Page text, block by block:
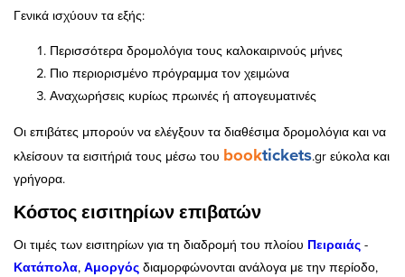
Γενικά ισχύουν τα εξής:
Περισσότερα δρομολόγια τους καλοκαιρινούς μήνες
Πιο περιορισμένο πρόγραμμα τον χειμώνα
Αναχωρήσεις κυρίως πρωινές ή απογευματινές
Οι επιβάτες μπορούν να ελέγξουν τα διαθέσιμα δρομολόγια και να
κλείσουν τα εισιτήριά τους μέσω του booktickets.gr εύκολα και
γρήγορα.
Κόστος εισιτηρίων επιβατών
Οι τιμές των εισιτηρίων για τη διαδρομή του πλοίου Πειραιάς -
Κατάπολα, Αμοργός διαμορφώνονται ανάλογα με την περίοδο,